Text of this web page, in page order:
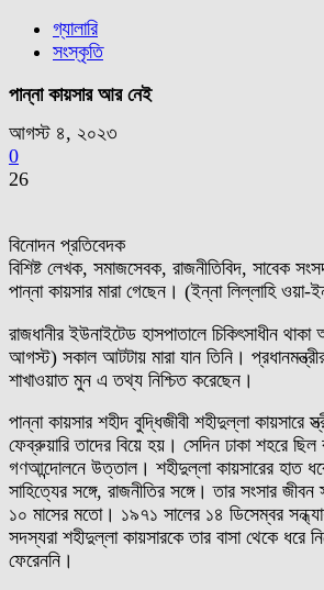
গ্যালারি
সংস্কৃতি
পান্না কায়সার আর নেই
আগস্ট ৪, ২০২৩
0
26
বিনোদন প্রতিবেদক
বিশিষ্ট লেখক, সমাজসেবক, রাজনীতিবিদ, সাবেক
পান্না কায়সার মারা গেছেন। (ইন্না লিল্লাহি ওয়া-
রাজধানীর ইউনাইটেড হাসপাতালে চিকিৎসাধীন
আগস্ট) সকাল আটটায় মারা যান তিনি।
শাখাওয়াত মুন এ তথ্য নিশ্চিত করেছেন।
পান্না কায়সার শহীদ বুদ্ধিজীবী শহীদুল্লা কায়সারে
ফেব্রুয়ারি তাদের বিয়ে হয়। সেদিন ঢাকা শহরে
গণআন্দোলনে উত্তাল। শহীদুল্লা কায়সারের হাত
সাহিত্যের সঙ্গে, রাজনীতির সঙ্গে। তার সংসার
১০ মাসের মতো। ১৯৭১ সালের ১৪ ডিসেম্বর
সদস্যরা শহীদুল্লা কায়সারকে তার বাসা থেকে ধরে
ফেরেননি।